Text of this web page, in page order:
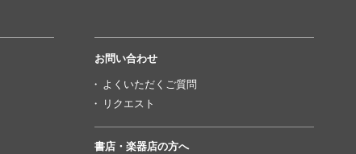
お問い合わせ
よくいただくご質問
リクエスト
書店・楽器店の方へ